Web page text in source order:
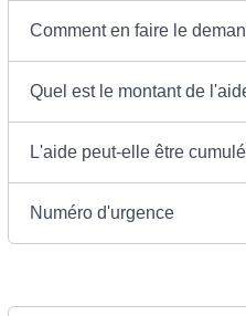
Comment en faire le
Quel est le montant de
L'aide peut-elle être
Numéro d'urgence